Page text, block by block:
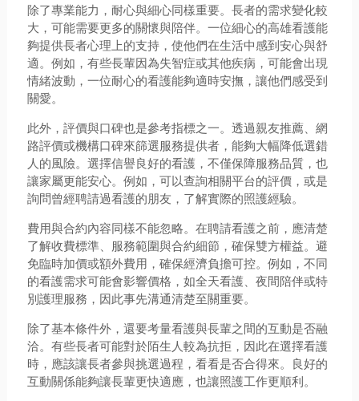
除了專業能力，耐心與細心同樣重要。長者的需求變化較
大，可能需要更多的關懷與陪伴。一位細心的高雄看護能
夠提供長者心理上的支持，使他們在生活中感到安心與舒
適。例如，有些長輩因為失智症或其他疾病，可能會出現
情緒波動，一位耐心的看護能夠適時安撫，讓他們感受到
關愛。
此外，評價與口碑也是參考指標之一。透過親友推薦、網
路評價或機構口碑來篩選服務提供者，能夠大幅降低選錯
人的風險。選擇信譽良好的看護，不僅保障服務品質，也
讓家屬更能安心。例如，可以查詢相關平台的評價，或是
詢問曾經聘請過看護的朋友，了解實際的照護經驗。
費用與合約內容同樣不能忽略。在聘請看護之前，應清楚
了解收費標準、服務範圍與合約細節，確保雙方權益。避
免臨時加價或額外費用，確保經濟負擔可控。例如，不同
的看護需求可能會影響價格，如全天看護、夜間陪伴或特
別護理服務，因此事先溝通清楚至關重要。
除了基本條件外，還要考量看護與長輩之間的互動是否融
洽。有些長者可能對於陌生人較為抗拒，因此在選擇看護
時，應該讓長者參與挑選過程，看看是否合得來。良好的
互動關係能夠讓長輩更快適應，也讓照護工作更順利。